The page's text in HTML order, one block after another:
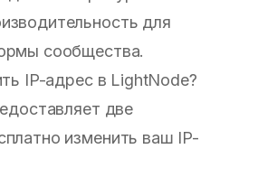
для
сообщества.
IP-адрес в LightNode?
две
изменить ваш IP-